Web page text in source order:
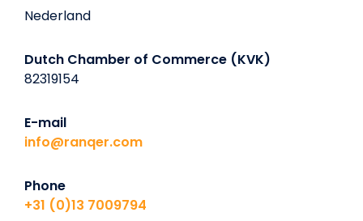
Nederland
Dutch Chamber of Commerce (KVK)
82319154
E-mail
info@ranqer.com
Phone
+31 (0)13 7009794